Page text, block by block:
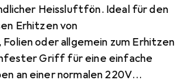
Heissluftfön. Ideal für den
Erhitzen von
Folien oder allgemein zum Erhitzen
Griff für eine einfache
an einer normalen 220V